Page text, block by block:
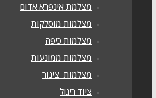
מצלמת אינפרא אדום
מצלמות מוסלקות
מצלמות כיפה
מצלמות ממונעות
מצלמות צינור
ציוד ריגול